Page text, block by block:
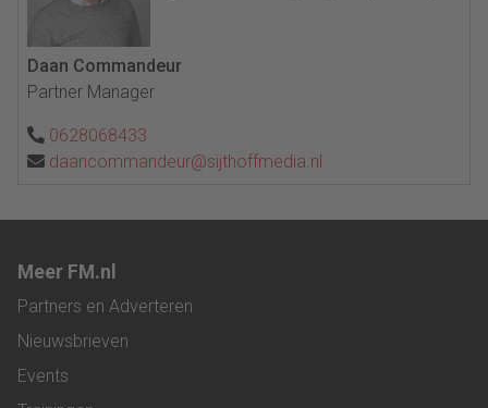
Daan Commandeur
Partner Manager
0628068433
daancommandeur@sijthoffmedia.nl
Meer FM.nl
Partners en Adverteren
Nieuwsbrieven
Events